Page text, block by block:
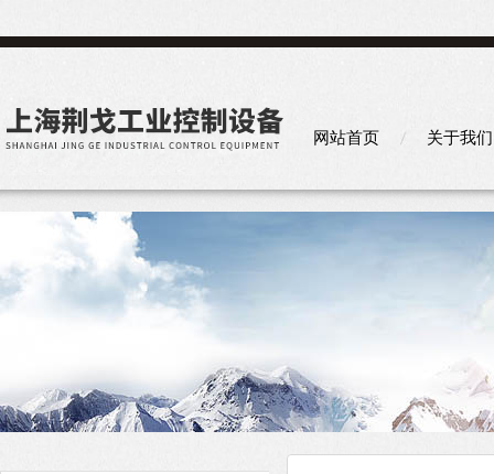
网站首页 关于我们